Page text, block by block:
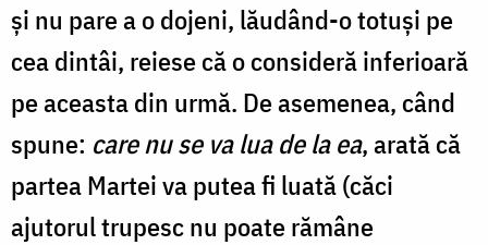
și nu pare a o dojeni, lăudând-o totuși pe
cea dintâi, reiese că o consideră inferioară
pe aceasta din urmă. De asemenea, când
spune: care nu se va lua de la ea, arată că
partea Martei va putea fi luată (căci
ajutorul trupesc nu poate rămâne